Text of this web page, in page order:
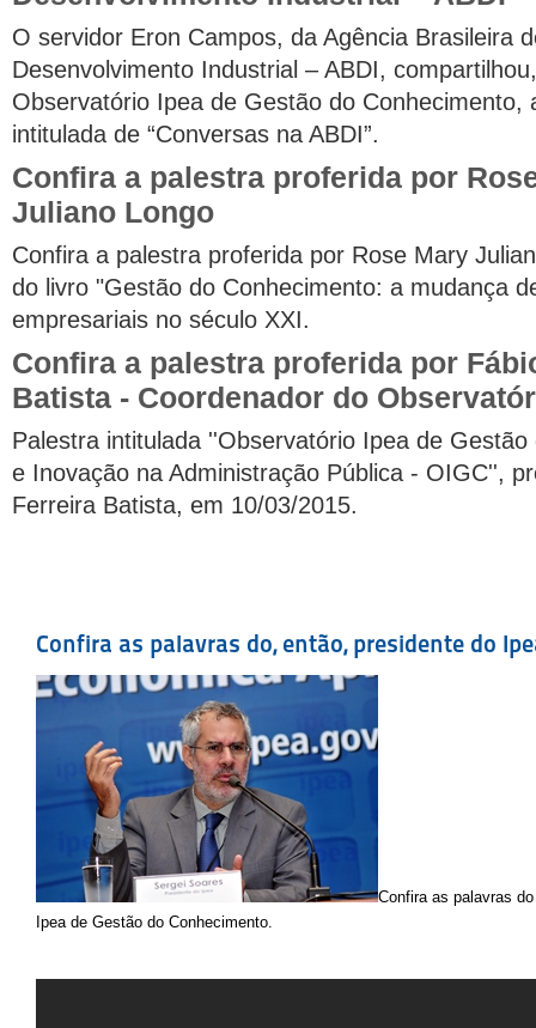
O servidor Eron Campos, da Agência Brasileira
Desenvolvimento Industrial – ABDI,
Observatório Ipea de Gestão do Conhecimento,
intitulada de “Conversas na ABDI”.
Confira a palestra proferida por
Juliano Longo
Confira a palestra proferida por Rose Mary
do livro "Gestão do Conhecimento: a mudança
empresariais no século XXI.
Confira a palestra proferida por
Batista - Coordenador do
Palestra intitulada ''Observatório Ipea de Gestão
e Inovação na Administração Pública - OIGC'',
Ferreira Batista, em 10/03/2015.
Confira as palavras do, então, presidente do
Confira as palavras
Ipea de Gestão do Conhecimento.